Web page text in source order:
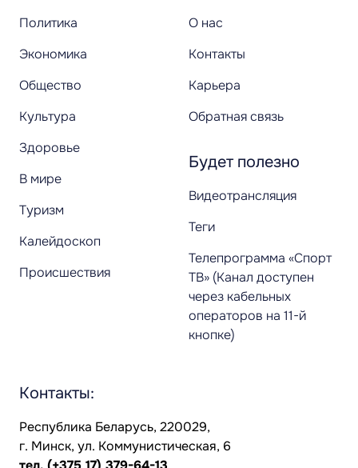
Политика
Экономика
Общество
Культура
Здоровье
В мире
Туризм
Калейдоскоп
Происшествия
О нас
Контакты
Карьера
Обратная связь
Будет полезно
Видеотрансляция
Теги
Телепрограмма «Спорт
ТВ» (Канал доступен
через кабельных
операторов на 11-й
кнопке)
Контакты:
Республика Беларусь, 220029,
г. Минск, ул. Коммунистическая, 6